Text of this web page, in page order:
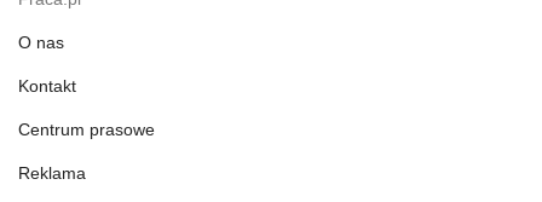
O nas
Kontakt
Centrum prasowe
Reklama